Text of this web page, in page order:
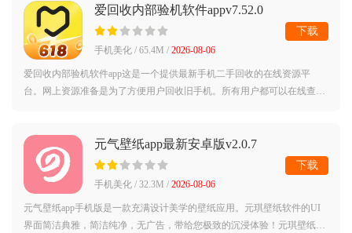
爱回收内部验机软件appv7.52.0
手机美化 / 65.4M / 2026-08-06
爱回收内部验机软件app这是一个提供最新手机二手回收的在线资源平
台。网上资源准备是为了方便用户回收旧手机。所有用户都可以在线查询
下载
元气壁纸app最新安卓版v2.0.7
手机美化 / 32.3M / 2026-08-06
元气壁纸app手机版是一款充满设计美学的壁纸应用。元琪壁纸软件的UI
界面简洁典雅，简洁纯净，无广告，带给您极致的沉浸体验！元琪壁纸手
下载